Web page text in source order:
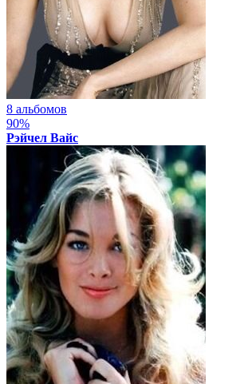
8 альбомов
90%
Рэйчел Вайс